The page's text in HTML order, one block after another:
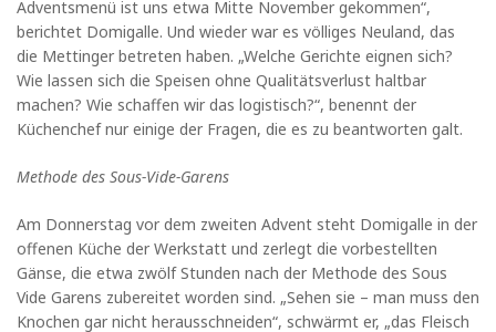
Adventsmenü ist uns etwa Mitte November gekommen“,
berichtet Domigalle. Und wieder war es völliges Neuland, das
die Mettinger betreten haben. „Welche Gerichte eignen sich?
Wie lassen sich die Speisen ohne Qualitätsverlust haltbar
machen? Wie schaffen wir das logistisch?“, benennt der
Küchenchef nur einige der Fragen, die es zu beantworten galt.
Methode des Sous-Vide-Garens
Am Donnerstag vor dem zweiten Advent steht Domigalle in der
offenen Küche der Werkstatt und zerlegt die vorbestellten
Gänse, die etwa zwölf Stunden nach der Methode des Sous
Vide Garens zubereitet worden sind. „Sehen sie – man muss den
Knochen gar nicht herausschneiden“, schwärmt er, „das Fleisch